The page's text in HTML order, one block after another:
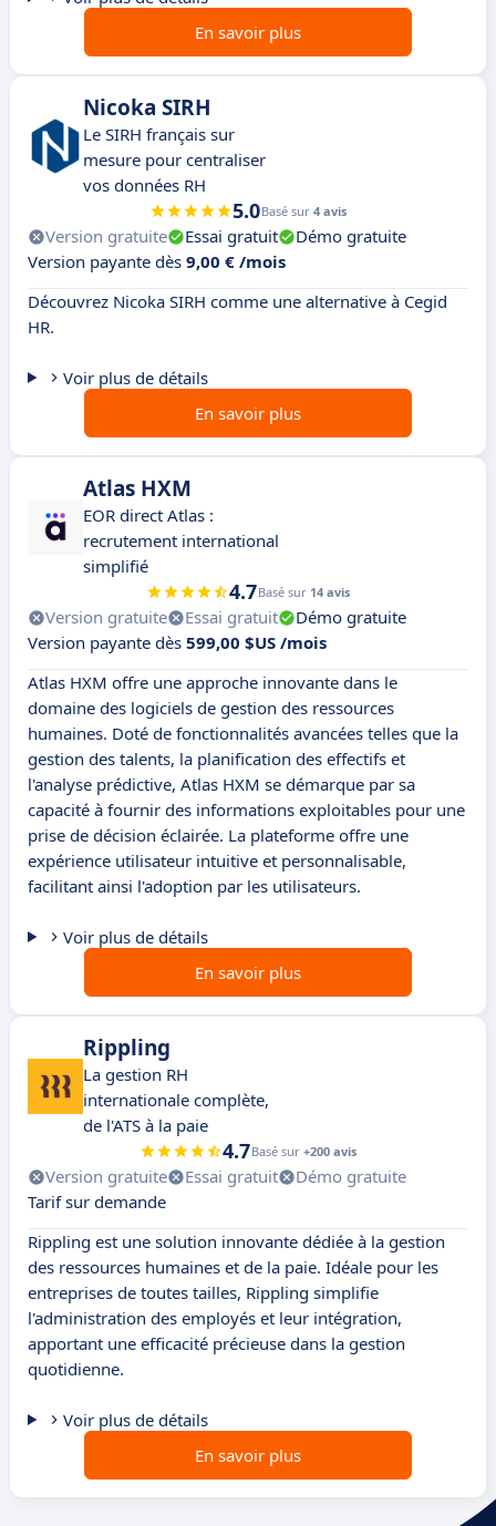
En savoir plus
Nicoka SIRH
Le SIRH français sur
mesure pour centraliser
vos données RH
5.0Basé sur 4 avis
Version gratuite Essai gratuit
Démo gratuite
Version payante dès 9,00 € /mois
Découvrez Nicoka SIRH comme une alternative à Cegid
HR.
Voir plus de détails
En savoir plus
Atlas HXM
EOR direct Atlas :
recrutement international
simplifié
4.7Basé sur 14 avis
Version gratuite Essai gratuit
Démo gratuite
Version payante dès 599,00 $US /mois
Atlas HXM offre une approche innovante dans le
domaine des logiciels de gestion des ressources
humaines. Doté de fonctionnalités avancées telles que la
gestion des talents, la planification des effectifs et
l'analyse prédictive, Atlas HXM se démarque par sa
capacité à fournir des informations exploitables pour une
prise de décision éclairée. La plateforme offre une
expérience utilisateur intuitive et personnalisable,
facilitant ainsi l'adoption par les utilisateurs.
Voir plus de détails
En savoir plus
Rippling
La gestion RH
internationale complète,
de l'ATS à la paie
4.7Basé sur +200 avis
Version gratuite Essai gratuit
Démo gratuite
Tarif sur demande
Rippling est une solution innovante dédiée à la gestion
des ressources humaines et de la paie. Idéale pour les
entreprises de toutes tailles, Rippling simplifie
l'administration des employés et leur intégration,
apportant une efficacité précieuse dans la gestion
quotidienne.
Voir plus de détails
En savoir plus